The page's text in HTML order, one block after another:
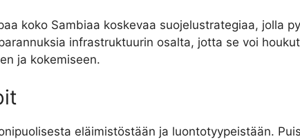
koko Sambiaa koskevaa suojelustrategiaa, jolla
infrastruktuurin osalta, jotta se voi
ja kokemiseen.
eläimistöstään ja luontotyypeistään.